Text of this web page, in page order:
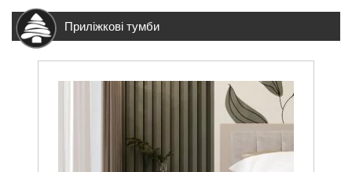
Приліжкові тумби